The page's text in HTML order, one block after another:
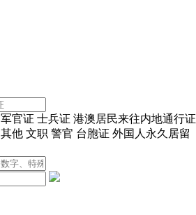
军官证 士兵证 港澳居民来往内地通行证
其他 文职 警官 台胞证 外国人永久居留